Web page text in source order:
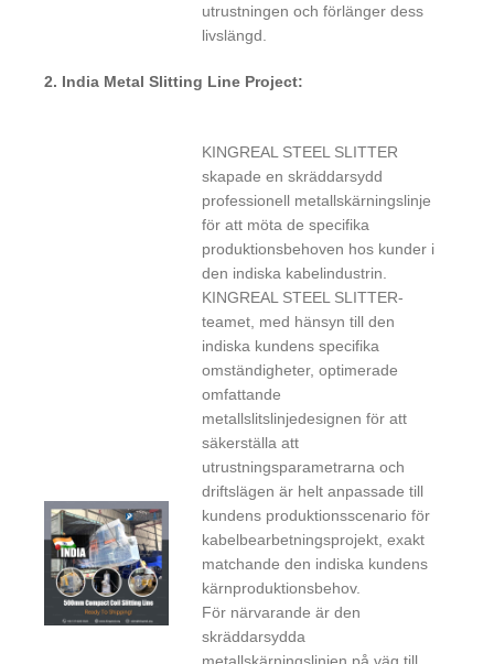
utrustningen och förlänger dess
livslängd.
2. India Metal Slitting Line Project:
KINGREAL STEEL SLITTER
skapade en skräddarsydd
professionell metallskärningslinje
för att möta de specifika
produktionsbehoven hos kunder i
den indiska kabelindustrin.
KINGREAL STEEL SLITTER-
teamet, med hänsyn till den
indiska kundens specifika
omständigheter, optimerade
omfattande
metallslitslinjedesignen för att
säkerställa att
utrustningsparametrarna och
driftslägen är helt anpassade till
kundens produktionsscenario för
kabelbearbetningsprojekt, exakt
matchande den indiska kundens
kärnproduktionsbehov.
För närvarande är den
skräddarsydda
metallskärningslinjen på väg till